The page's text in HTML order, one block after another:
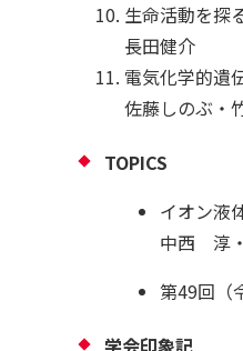
生命活動を探
長田健介
電気化学的遺
佐藤しのぶ・
TOPICS
イオン液
中西 淳
第49回（
学会印象記